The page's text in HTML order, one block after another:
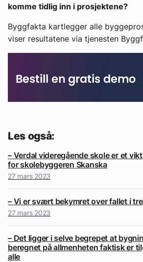
komme tidlig inn i prosjektene?
Byggfakta kartlegger alle
viser resultatene via tjenesten
Les også:
– Verdal videregående skole er et
for skolebyggeren Skanska
27 mars 2023
– Vi er svært bekymret over fallet i
27 mars 2023
– Det ligger i selve begrepet at
beregnet på allmenheten faktisk er
alle